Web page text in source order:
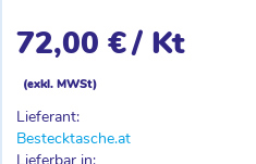
72,00 €/ Kt
(exkl. MWSt)
Lieferant:
Bestecktasche.at